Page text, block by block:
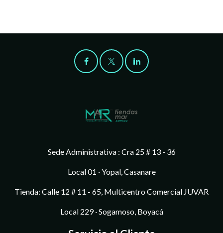
Sede Administrativa : Cra 25 # 13 - 36
Local 01 · Yopal, Casanare
Tienda: Calle 12 # 11 - 65, Multicentro Comercial JUVAR
Local 229 · Sogamoso, Boyacá